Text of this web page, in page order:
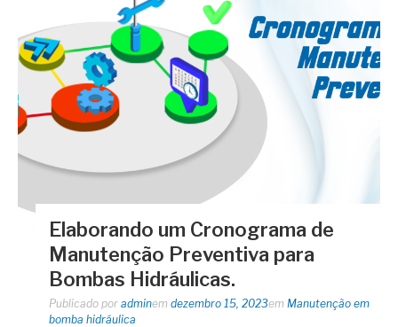
Elaborando um Cronograma de
Manutenção Preventiva para
Bombas Hidráulicas.
Publicado por adminem dezembro 15, 2023em Manutenção em
bomba hidráulica